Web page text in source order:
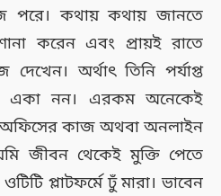
পরে। কথায় কথায় জানতে
করেন এবং প্রায়ই রাতে
অর্থাৎ তিনি পর্যাপ্ত
একা নন। এরকম অনেকেই
অফিসের কাজ অথবা অনলাইন
জীবন থেকেই মুক্তি পেতে
প্লাটফর্মে ঢুঁ মারা। ভাবেন